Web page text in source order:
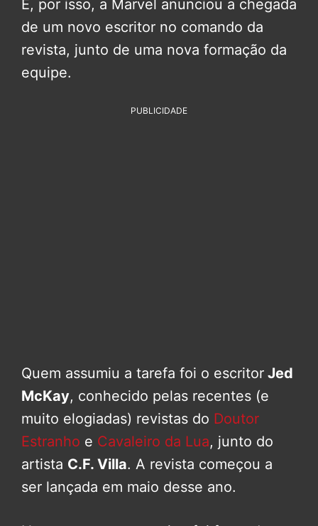
E, por isso, a Marvel anunciou a chegada
de um novo escritor no comando da
revista, junto de uma nova formação da
equipe.
PUBLICIDADE
Quem assumiu a tarefa foi o escritor Jed
McKay, conhecido pelas recentes (e
muito elogiadas) revistas do Doutor
Estranho e Cavaleiro da Lua, junto do
artista C.F. Villa. A revista começou a
ser lançada em maio desse ano.